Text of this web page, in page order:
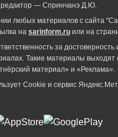
редактор — Спринчанэ Д.Ю.
любых материалов с сайта
на sarinform.ru или на
за
Такие материалы выходят
материал» и «Реклама».
Cookie и сервиc